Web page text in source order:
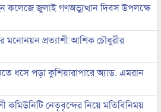
কলেজে জুলাই গণঅভ্যুত্থান দিবস উপলক্ষে
মনোনয়ন প্রত্যাশী আশিক চৌধুরীর
ধসে পড়া কুশিয়ারাপারে অ্যাড. এমরান
কমিউনিটি নেতৃবৃন্দের নিয়ে মতিবিনিময়